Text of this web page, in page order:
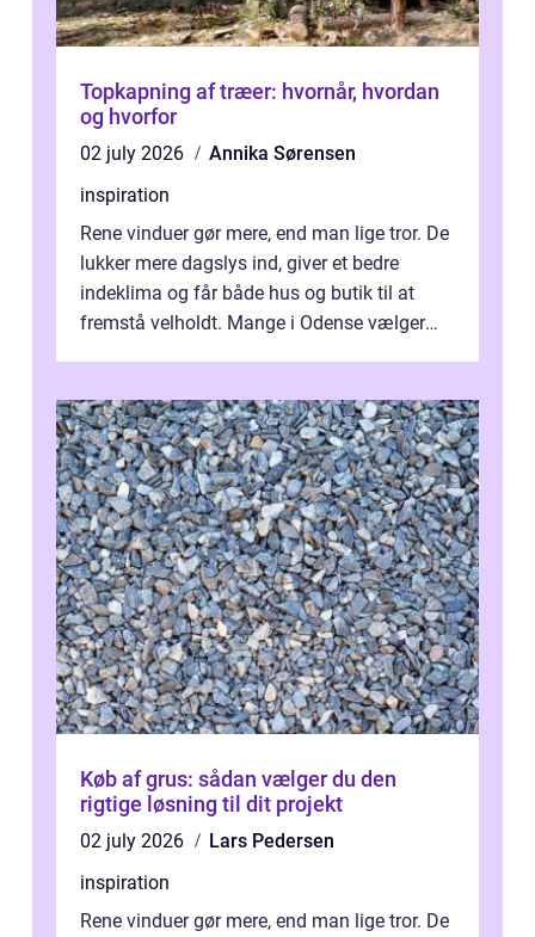
Topkapning af træer: hvornår, hvordan
og hvorfor
02 july 2026
Annika Sørensen
inspiration
Rene vinduer gør mere, end man lige tror. De
lukker mere dagslys ind, giver et bedre
indeklima og får både hus og butik til at
fremstå velholdt. Mange i Odense vælger
Køb af grus: sådan vælger du den
rigtige løsning til dit projekt
02 july 2026
Lars Pedersen
inspiration
Rene vinduer gør mere, end man lige tror. De